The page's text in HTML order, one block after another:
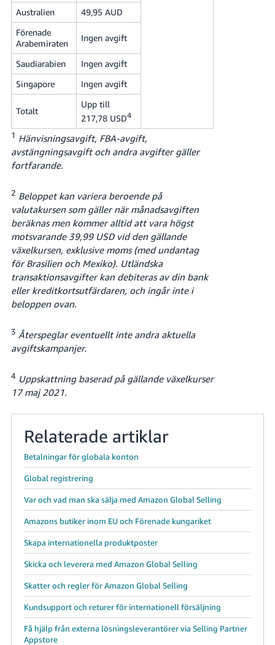
Australien
49,95 AUD
Förenade
Arabemiraten
Ingen avgift
Saudiarabien
Ingen avgift
Singapore
Ingen avgift
Totalt
Upp till
217,78 USD4
1 Hänvisningsavgift, FBA-avgift,
avstängningsavgift och andra avgifter gäller
fortfarande.
2 Beloppet kan variera beroende på
valutakursen som gäller när månadsavgiften
beräknas men kommer alltid att vara högst
motsvarande 39,99 USD vid den gällande
växelkursen, exklusive moms (med undantag
för Brasilien och Mexiko). Utländska
transaktionsavgifter kan debiteras av din bank
eller kreditkortsutfärdaren, och ingår inte i
beloppen ovan.
3 Återspeglar eventuellt inte andra aktuella
avgiftskampanjer.
4 Uppskattning baserad på gällande växelkurser
17 maj 2021.
Relaterade artiklar
Betalningar för globala konton
Global registrering
Var och vad man ska sälja med Amazon Global Selling
Amazons butiker inom EU och Förenade kungariket
Skapa internationella produktposter
Skicka och leverera med Amazon Global Selling
Skatter och regler för Amazon Global Selling
Kundsupport och returer för internationell försäljning
Få hjälp från externa lösningsleverantörer via Selling Partner
Appstore